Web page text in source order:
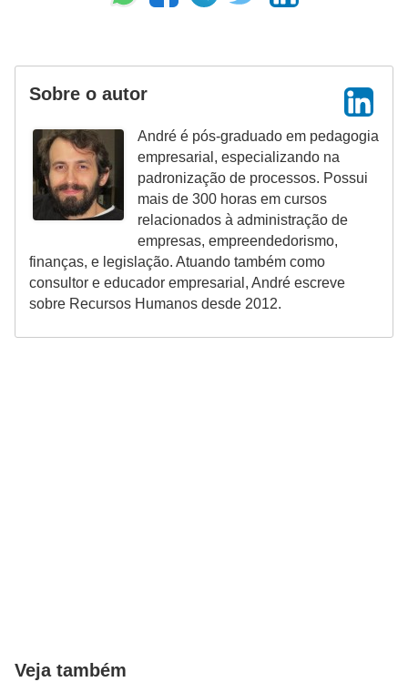
Sobre o autor
André é pós-graduado em pedagogia
empresarial, especializando na
padronização de processos. Possui
mais de 300 horas em cursos
relacionados à administração de
empresas, empreendedorismo,
finanças, e legislação. Atuando também como
consultor e educador empresarial, André escreve
sobre Recursos Humanos desde 2012.
Veja também